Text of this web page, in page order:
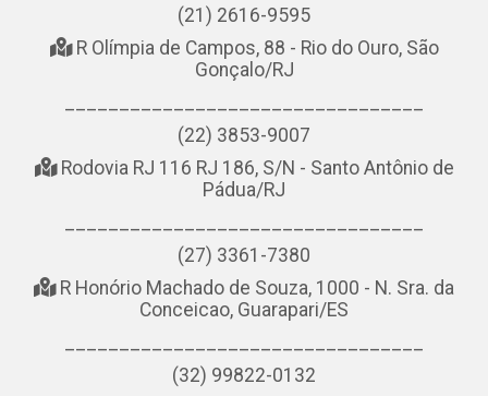
(21) 2616-9595
R Olímpia de Campos, 88 - Rio do Ouro, São
Gonçalo/RJ
(22) 3853-9007
Rodovia RJ 116 RJ 186, S/N - Santo Antônio de
Pádua/RJ
(27) 3361-7380
R Honório Machado de Souza, 1000 - N. Sra. da
Conceicao, Guarapari/ES
(32) 99822-0132